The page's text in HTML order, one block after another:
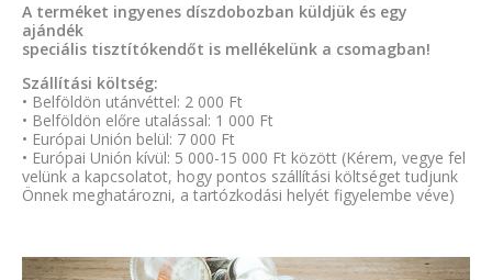
A terméket ingyenes díszdobozban küldjük és egy
ajándék
speciális tisztítókendőt is mellékelünk a csomagban!
Szállítási költség:
• Belföldön utánvéttel: 2 000 Ft
• Belföldön előre utalással: 1 000 Ft
• Európai Unión belül: 7 000 Ft
• Európai Unión kívül: 5 000-15 000 Ft között (Kérem, vegye fel
velünk a kapcsolatot, hogy pontos szállítási költséget tudjunk
Önnek meghatározni, a tartózkodási helyét figyelembe véve)